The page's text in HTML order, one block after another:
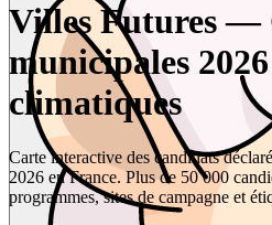
Villes Futures —
municipales
climatiques
Carte interactive des candidats
2026 en France. Plus de 50 000
programmes, sites de campagne et